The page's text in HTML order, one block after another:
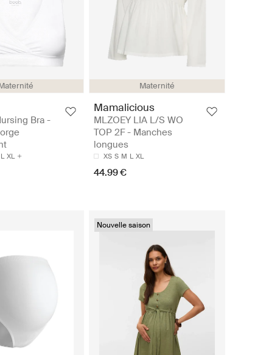
Bra -
L XL
Maternité
Mamalicious
MLZOEY LIA L/S WO
TOP 2F - Manches
longues
XS S M L XL
44.99 €
Nouvelle saison